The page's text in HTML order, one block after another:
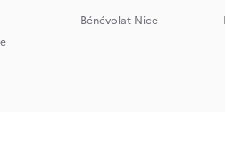
Bénévolat Nice